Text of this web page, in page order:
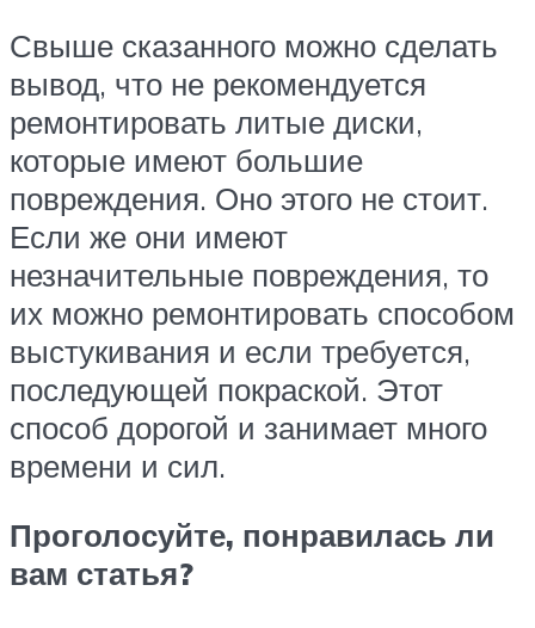
Свыше сказанного можно сделать
вывод, что не рекомендуется
ремонтировать литые диски,
которые имеют большие
повреждения. Оно этого не стоит.
Если же они имеют
незначительные повреждения, то
их можно ремонтировать способом
выстукивания и если требуется,
последующей покраской. Этот
способ дорогой и занимает много
времени и сил.
Проголосуйте, понравилась ли
вам статья?